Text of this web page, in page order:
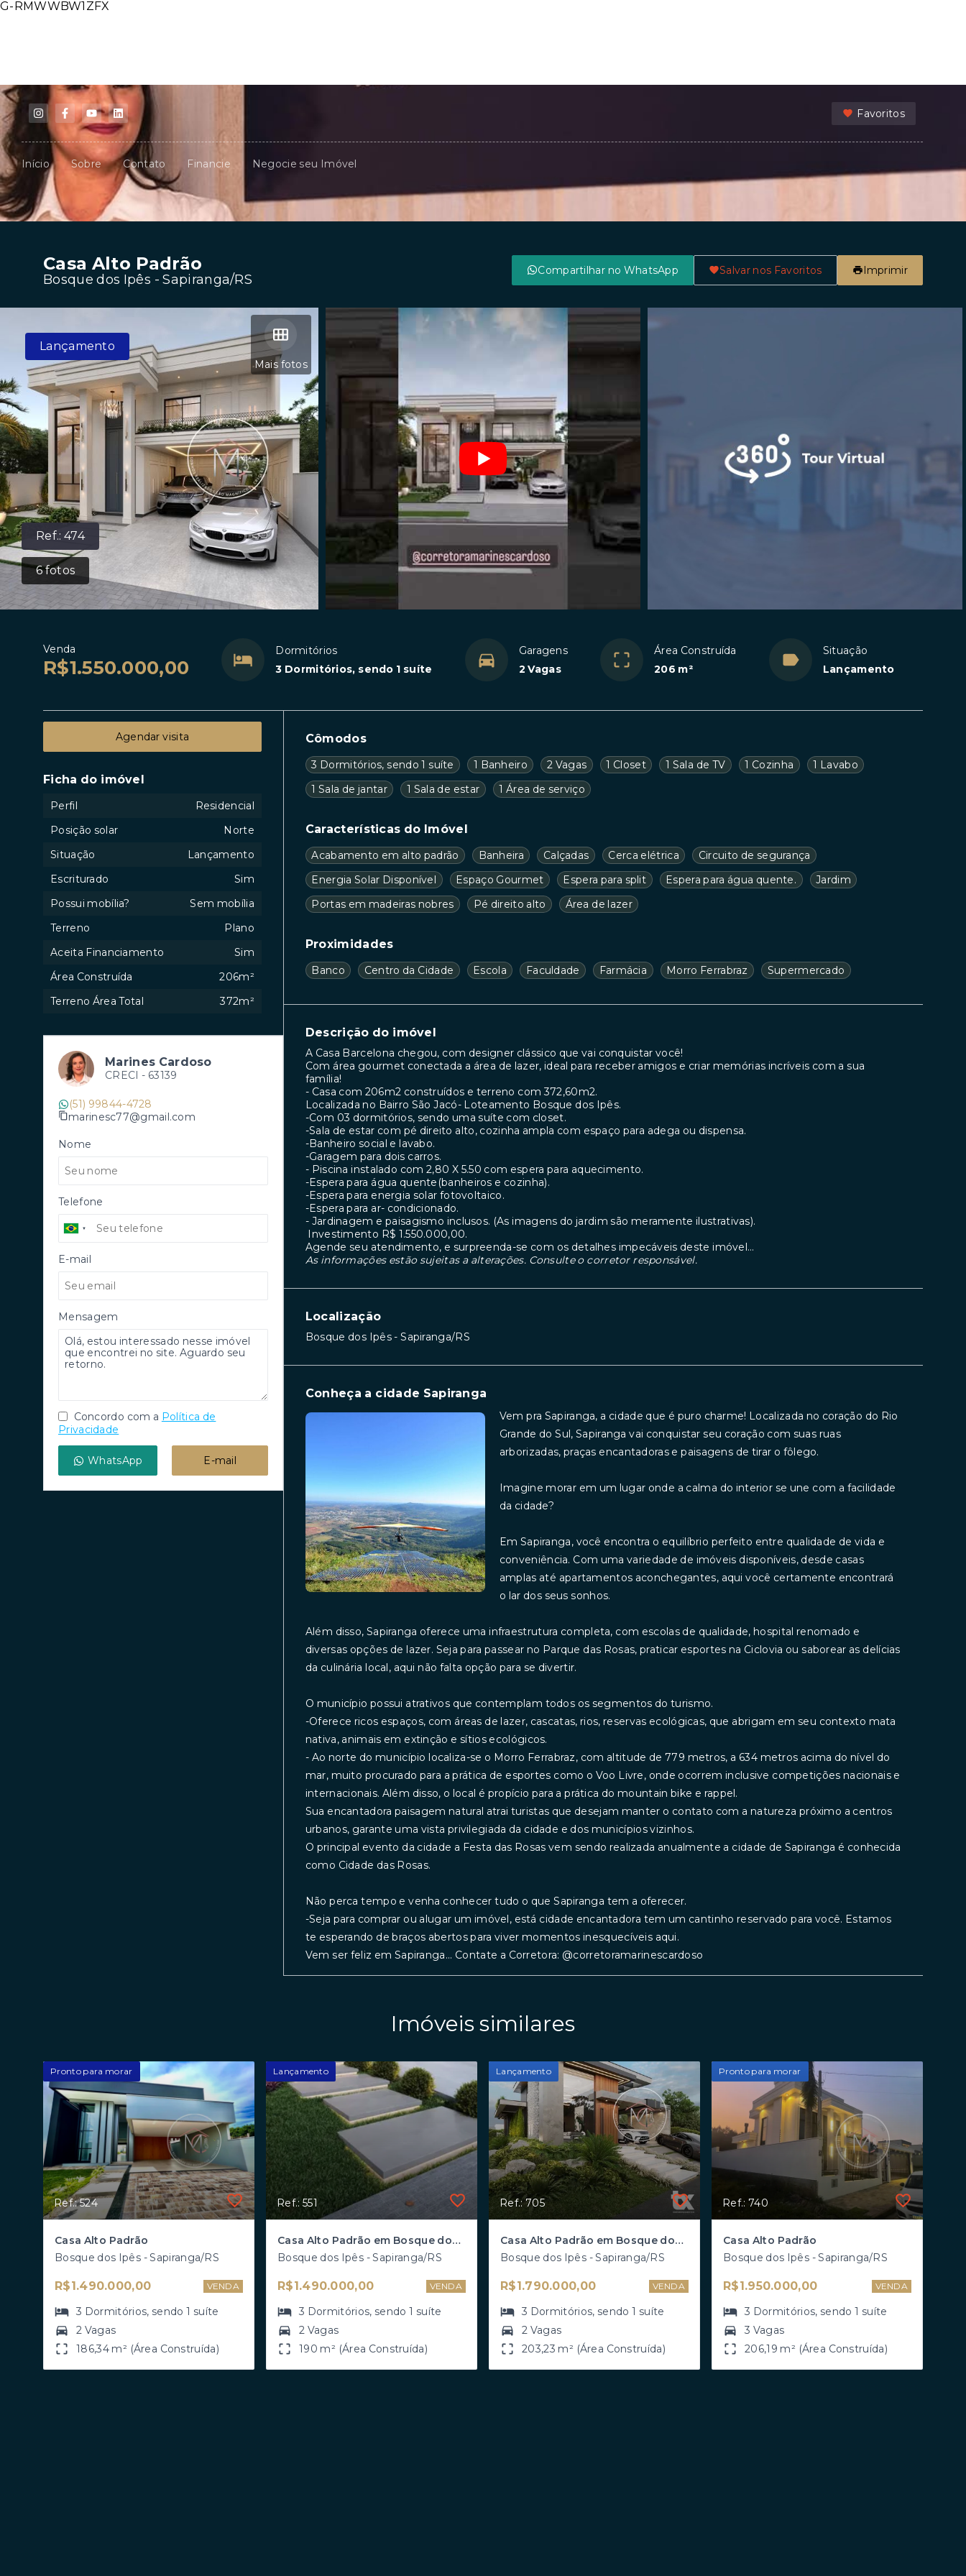
G-RMWWBW1ZFX
Favoritos
Início Sobre Contato Financie Negocie seu Imóvel
Casa Alto Padrão
Bosque dos Ipês - Sapiranga/RS
Compartilhar no WhatsApp Salvar nos Favoritos Imprimir
Ref.:474
6fotos
Mais fotos
Lançamento
Venda
R$1.550.000,00
Dormitórios
3 Dormitórios, sendo 1 suíte
Garagens
2 Vagas
Área Construída
206 m²
Situação
Lançamento
Cômodos
3 Dormitórios, sendo 1 suíte 1 Banheiro 2 Vagas 1 Closet 1 Sala de TV 1 Cozinha
1 Lavabo
1 Sala de jantar
1 Sala de estar 1 Área de serviço
Características do Imóvel
Acabamento em alto padrão Banheira Calçadas Cerca elétrica
Circuito de segurança
Energia Solar Disponível
Espaço Gourmet Espera para split Espera para água quente.
Jardim
Portas em madeiras nobres
Pé direito alto Área de lazer
Proximidades
Banco Centro da Cidade Escola Faculdade Farmácia Morro Ferrabraz Supermercado
Descrição do imóvel
A Casa Barcelona chegou, com designer clássico que vai conquistar você!
Com área gourmet conectada a área de lazer, ideal para receber amigos e criar memórias incríveis com a sua
família!
- Casa com 206m2 construídos e terreno com 372,60m2.
Localizada no Bairro São Jacó- Loteamento Bosque dos Ipês.
-Com 03 dormitórios, sendo uma suíte com closet.
-Sala de estar com pé direito alto, cozinha ampla com espaço para adega ou dispensa.
-Banheiro social e lavabo.
-Garagem para dois carros.
- Piscina instalado com 2,80 X 5.50 com espera para aquecimento.
-Espera para água quente(banheiros e cozinha).
-Espera para energia solar fotovoltaico.
-Espera para ar- condicionado.
- Jardinagem e paisagismo inclusos. (As imagens do jardim são meramente ilustrativas).
Investimento R$ 1.550.000,00.
Agende seu atendimento, e surpreenda-se com os detalhes impecáveis deste imóvel…
As informações estão sujeitas a alterações. Consulte o corretor responsável.
Localização
Bosque dos Ipês - Sapiranga/RS
Conheça a cidade Sapiranga
Vem pra Sapiranga, a cidade que é puro charme! Localizada no coração do Rio
Grande do Sul, Sapiranga vai conquistar seu coração com suas ruas
arborizadas, praças encantadoras e paisagens de tirar o fôlego.
Imagine morar em um lugar onde a calma do interior se une com a facilidade
da cidade?
Em Sapiranga, você encontra o equilíbrio perfeito entre qualidade de vida e
conveniência. Com uma variedade de imóveis disponíveis, desde casas
amplas até apartamentos aconchegantes, aqui você certamente encontrará
o lar dos seus sonhos.
Além disso, Sapiranga oferece uma infraestrutura completa, com escolas de qualidade, hospital renomado e
diversas opções de lazer. Seja para passear no Parque das Rosas, praticar esportes na Ciclovia ou saborear as delícias
da culinária local, aqui não falta opção para se divertir.
O município possui atrativos que contemplam todos os segmentos do turismo.
-Oferece ricos espaços, com áreas de lazer, cascatas, rios, reservas ecológicas, que abrigam em seu contexto mata
nativa, animais em extinção e sítios ecológicos.
- Ao norte do município localiza-se o Morro Ferrabraz, com altitude de 779 metros, a 634 metros acima do nível do
mar, muito procurado para a prática de esportes como o Voo Livre, onde ocorrem inclusive competições nacionais e
internacionais. Além disso, o local é propício para a prática do mountain bike e rappel.
Sua encantadora paisagem natural atrai turistas que desejam manter o contato com a natureza próximo a centros
urbanos, garante uma vista privilegiada da cidade e dos municípios vizinhos.
O principal evento da cidade a Festa das Rosas vem sendo realizada anualmente a cidade de Sapiranga é conhecida
como Cidade das Rosas.
Não perca tempo e venha conhecer tudo o que Sapiranga tem a oferecer.
-Seja para comprar ou alugar um imóvel, está cidade encantadora tem um cantinho reservado para você. Estamos
te esperando de braços abertos para viver momentos inesquecíveis aqui.
Vem ser feliz em Sapiranga... Contate a Corretora: @corretoramarinescardoso
Agendar visita
Ficha do imóvel
Perfil
Residencial
Posição solar
Norte
Situação
Lançamento
Escriturado
Sim
Possui mobília?
Sem mobília
Terreno
Plano
Aceita Financiamento
Sim
Área Construída
206m²
Terreno Área Total
372m²
Marines Cardoso
CRECI - 63139
(51) 99844-4728
marinesc77@gmail.com
Nome
Telefone
E-mail
Mensagem
Concordo com a Política de
Privacidade
WhatsApp E-mail
Imóveis similares
Pronto para morar
Ref.: 524
Casa Alto Padrão
Bosque dos Ipês - Sapiranga/RS
R$1.490.000,00 VENDA
3 Dormitórios, sendo1 suíte
2 Vagas
186,34 m² (Área Construída)
Lançamento
Ref.: 551
Casa Alto Padrão em Bosque dos Ipês, Sapiranga/RS
Bosque dos Ipês - Sapiranga/RS
R$1.490.000,00 VENDA
3 Dormitórios, sendo1 suíte
2 Vagas
190 m² (Área Construída)
Lançamento
Ref.: 705
Casa Alto Padrão em Bosque dos Ipês, Sapiranga/RS
Bosque dos Ipês - Sapiranga/RS
R$1.790.000,00 VENDA
3 Dormitórios, sendo1 suíte
2 Vagas
203,23 m² (Área Construída)
Pronto para morar
Ref.: 740
Casa Alto Padrão
Bosque dos Ipês - Sapiranga/RS
R$1.950.000,00 VENDA
3 Dormitórios, sendo1 suíte
3 Vagas
206,19 m² (Área Construída)